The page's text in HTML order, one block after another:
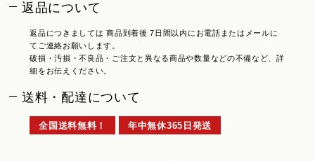
返品について
返品につきましては 商品到着後 7日間以内にお電話またはメールに
てご連絡お願いします。
破損・汚損・不良品・ご注文と異なる商品や数量などの不備など、詳
細をお伝えください。
送料・配達について
全国送料無料！ 年中無休365日発送